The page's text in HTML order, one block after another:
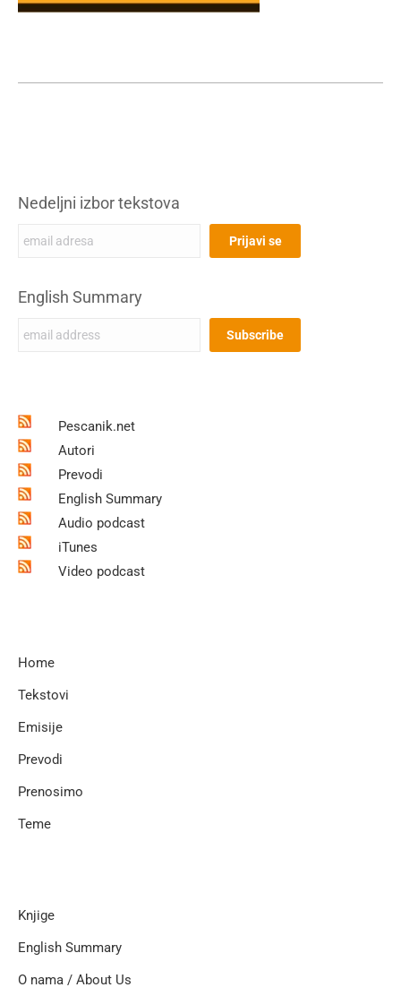
Nedeljni izbor tekstova
English Summary
Pescanik.net
Autori
Prevodi
English Summary
Audio podcast
iTunes
Video podcast
Home
Tekstovi
Emisije
Prevodi
Prenosimo
Teme
Knjige
English Summary
O nama / About Us